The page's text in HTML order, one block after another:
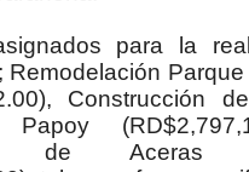
para la
Construcción
de Aceras